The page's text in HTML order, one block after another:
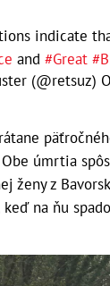
indicate
and #Great
(@retsuz)
úmrtia
ženy z
na ňu